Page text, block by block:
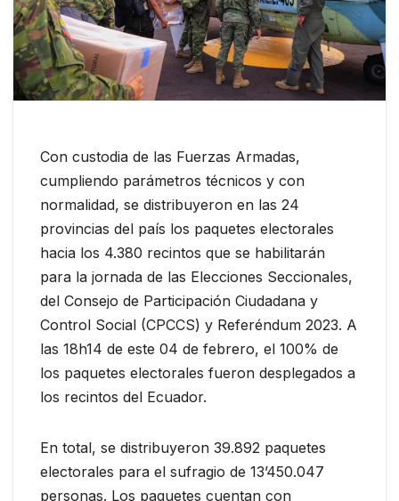
Con custodia de las Fuerzas Armadas,
cumpliendo parámetros técnicos y con
normalidad, se distribuyeron en las 24
provincias del país los paquetes electorales
hacia los 4.380 recintos que se habilitarán
para la jornada de las Elecciones Seccionales,
del Consejo de Participación Ciudadana y
Control Social (CPCCS) y Referéndum 2023. A
las 18h14 de este 04 de febrero, el 100% de
los paquetes electorales fueron desplegados a
los recintos del Ecuador.
En total, se distribuyeron 39.892 paquetes
electorales para el sufragio de 13’450.047
personas. Los paquetes cuentan con